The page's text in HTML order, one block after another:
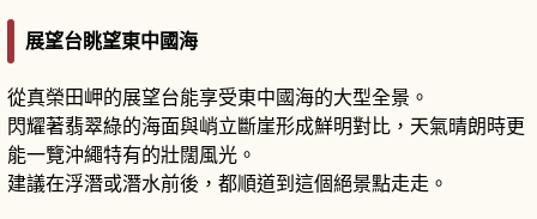
展望台眺望東中國海
從真榮田岬的展望台能享受東中國海的大型全景。
閃耀著翡翠綠的海面與峭立斷崖形成鮮明對比，天氣晴朗時更
能一覽沖繩特有的壯闊風光。
建議在浮潛或潛水前後，都順道到這個絕景點走走。